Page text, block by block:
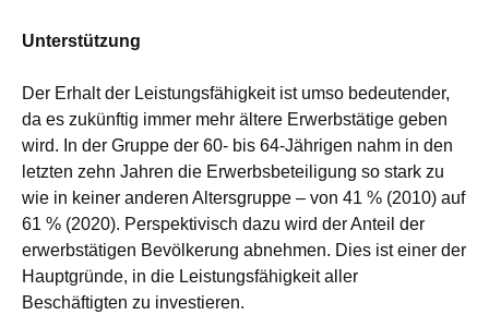
Unterstützung
Der Erhalt der Leistungsfähigkeit ist umso bedeutender,
da es zukünftig immer mehr ältere Erwerbstätige geben
wird. In der Gruppe der 60- bis 64-Jährigen nahm in den
letzten zehn Jahren die Erwerbsbeteiligung so stark zu
wie in keiner anderen Altersgruppe – von 41 % (2010) auf
61 % (2020). Perspektivisch dazu wird der Anteil der
erwerbstätigen Bevölkerung abnehmen. Dies ist einer der
Hauptgründe, in die Leistungsfähigkeit aller
Beschäftigten zu investieren.